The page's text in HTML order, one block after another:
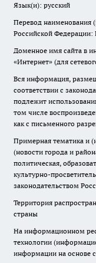
Язык(и): русский
Перевод наименования
Российской Федерации:
Доменное имя сайта в
«Интернет» (для
Вся информация,
соответствии с
подлежит
том числе
как с письменного
Примерная тематика и
(новости города и
политическая,
культурно-
законодательством
Территория
страны
На информационном
технологии
информации на основе